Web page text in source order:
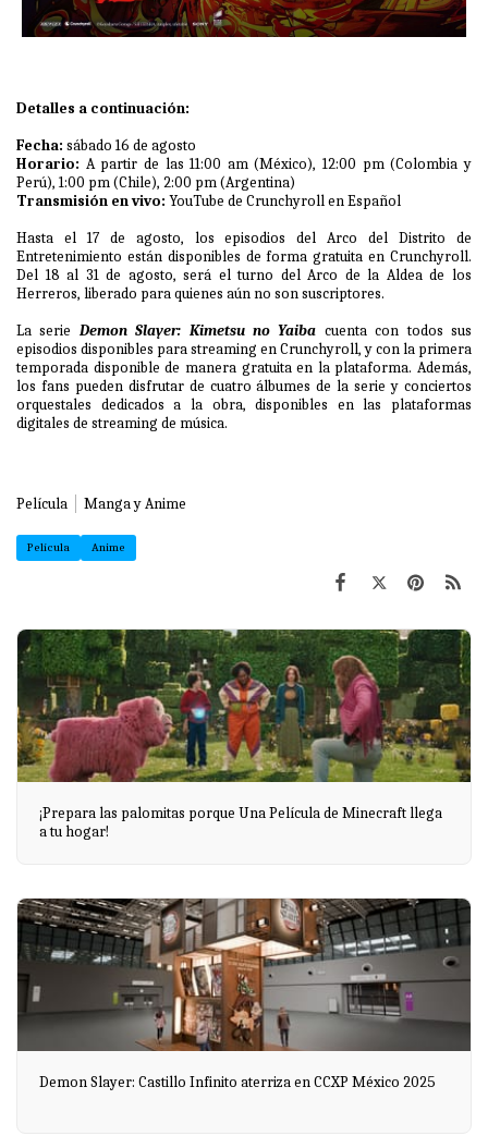
Detalles a continuación:
Fecha: sábado 16 de agosto
Horario: A partir de las 11:00 am (México), 12:00 pm (Colombia y
Perú), 1:00 pm (Chile), 2:00 pm (Argentina)
Transmisión en vivo: YouTube de Crunchyroll en Español
Hasta el 17 de agosto, los episodios del Arco del Distrito de
Entretenimiento están disponibles de forma gratuita en Crunchyroll.
Del 18 al 31 de agosto, será el turno del Arco de la Aldea de los
Herreros, liberado para quienes aún no son suscriptores.
La serie Demon Slayer: Kimetsu no Yaiba cuenta con todos sus
episodios disponibles para streaming en Crunchyroll, y con la primera
temporada disponible de manera gratuita en la plataforma. Además,
los fans pueden disfrutar de cuatro álbumes de la serie y conciertos
orquestales dedicados a la obra, disponibles en las plataformas
digitales de streaming de música.
Película Manga y Anime
Película Anime
¡Prepara las palomitas porque Una Película de Minecraft llega
a tu hogar!
Demon Slayer: Castillo Infinito aterriza en CCXP México 2025